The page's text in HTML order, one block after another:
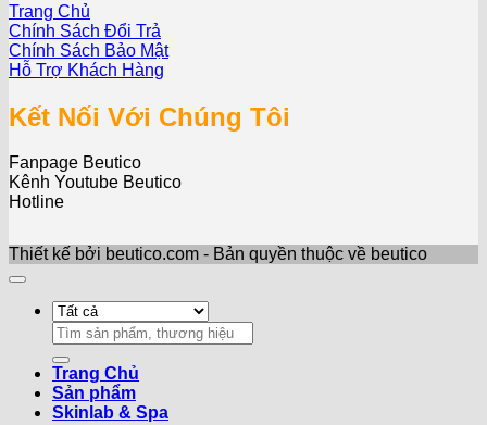
Trang Chủ
Chính Sách Đổi Trả
Chính Sách Bảo Mật
Hỗ Trợ Khách Hàng
Kết Nối Với Chúng Tôi
Fanpage Beutico
Kênh Youtube Beutico
Hotline
Thiết kế bởi beutico.com - Bản quyền thuộc về beutico
Search
for:
Trang Chủ
Sản phẩm
Skinlab & Spa